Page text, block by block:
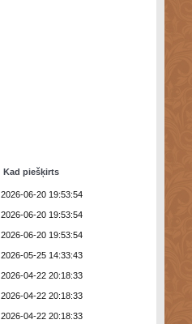
Kad piešķirts
2026-06-20 19:53:54
2026-06-20 19:53:54
2026-06-20 19:53:54
2026-05-25 14:33:43
2026-04-22 20:18:33
2026-04-22 20:18:33
2026-04-22 20:18:33